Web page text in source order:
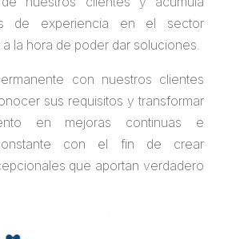
de experiencia en el sector
la hora de poder dar soluciones.
con nuestros clientes
sus requisitos y transformar
en mejoras continuas e
con el fin de crear
que aportan verdadero